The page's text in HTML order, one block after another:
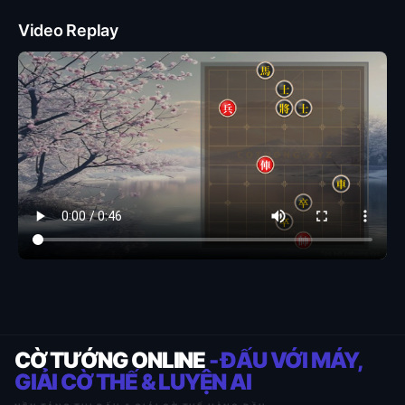
Video Replay
CỜ TƯỚNG ONLINE- ĐẤU VỚI MÁY,
GIẢI CỜ THẾ & LUYỆN AI